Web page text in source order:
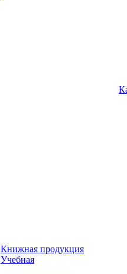
Книжная продукция
Учебная